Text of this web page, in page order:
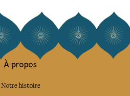
À propos
Notre histoire